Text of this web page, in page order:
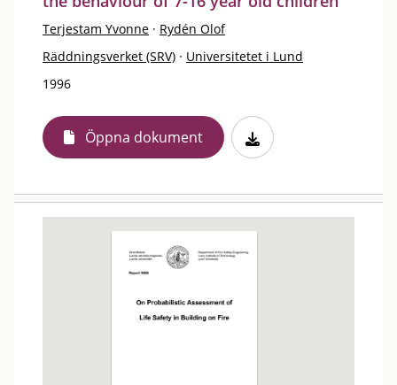
Terjestam Yvonne · Rydén Olof
Räddningsverket (SRV) · Universitetet i Lund
1996
Öppna dokument